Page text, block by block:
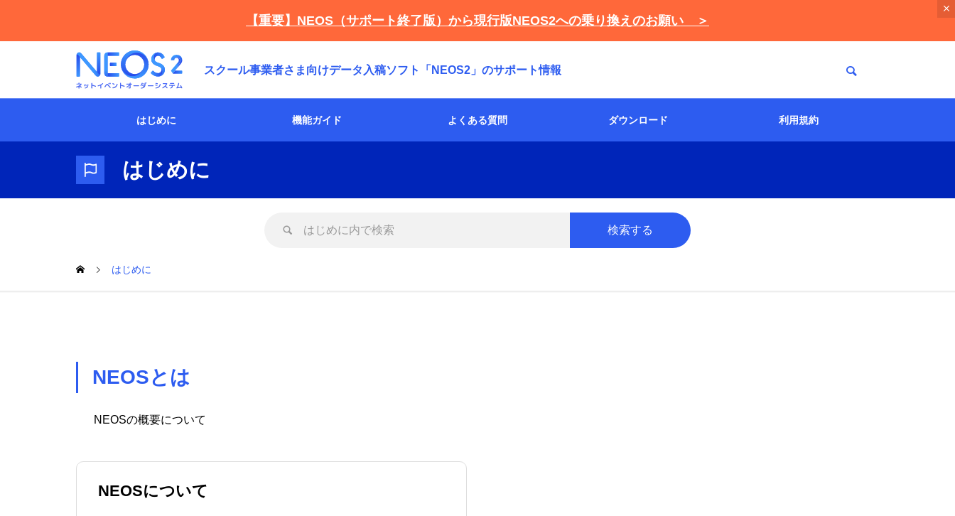
【重要】NEOS（サポート終了版）から現行版NEOS2への乗り換えのお願い ＞
スクール事業者さま向けデータ入稿ソフト「NEOS2」のサポート情報
はじめに 機能ガイド よくある質問 ダウンロード 利用規約
機能・仕様について 入稿方法 操作手順動画
証明写真 イベント登録/入稿
はじめに
はじめに
NEOSとは
NEOSの概要について
NEOSについて